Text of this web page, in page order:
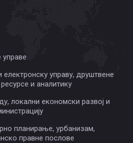
управу, друштвене
и аналитику
локални економски развој и
планирање, урбанизам,
правне послове